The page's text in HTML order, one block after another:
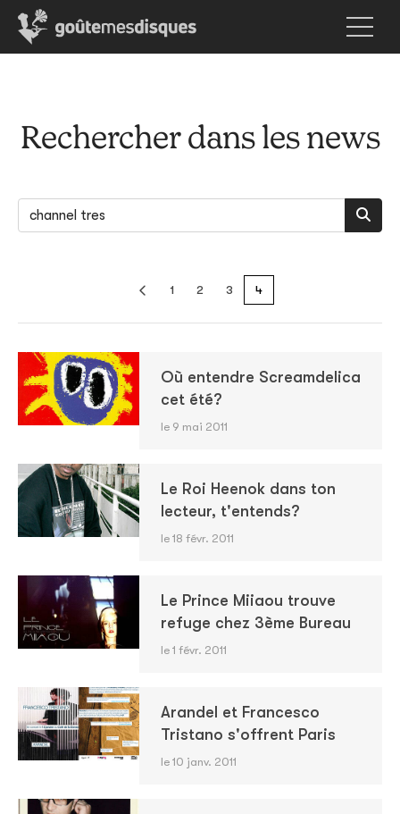
Rechercher dans les news
1 2 3 4
Où entendre Screamdelica
cet été?
le 9 mai 2011
Le Roi Heenok dans ton
lecteur, t'entends?
le 18 févr. 2011
Le Prince Miiaou trouve
refuge chez 3ème Bureau
le 1 févr. 2011
Arandel et Francesco
Tristano s'offrent Paris
le 10 janv. 2011